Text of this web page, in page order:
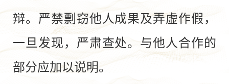
辩。严禁剽窃他人成果及弄虚作假，
一旦发现，严肃查处。与他人合作的
部分应加以说明。